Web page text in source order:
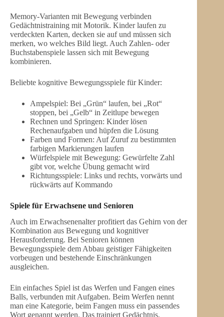
Memory-Varianten mit Bewegung verbinden
Gedächtnistraining mit Motorik. Kinder laufen zu
verdeckten Karten, decken sie auf und müssen sich
merken, wo welches Bild liegt. Auch Zahlen- oder
Buchstabenspiele lassen sich mit Bewegung
kombinieren.
Beliebte kognitive Bewegungsspiele für Kinder:
Ampelspiel: Bei „Grün“ laufen, bei „Rot“
stoppen, bei „Gelb“ in Zeitlupe bewegen
Rechnen und Springen: Kinder lösen
Rechenaufgaben und hüpfen die Lösung
Farben und Formen: Auf Zuruf zu bestimmten
farbigen Markierungen laufen
Würfelspiele mit Bewegung: Gewürfelte Zahl
gibt vor, welche Übung gemacht wird
Richtungsspiele: Links und rechts, vorwärts und
rückwärts auf Kommando
Spiele für Erwachsene und Senioren
Auch im Erwachsenenalter profitiert das Gehirn von der
Kombination aus Bewegung und kognitiver
Herausforderung. Bei Senioren können
Bewegungsspiele dem Abbau geistiger Fähigkeiten
vorbeugen und bestehende Einschränkungen
ausgleichen.
Ein einfaches Spiel ist das Werfen und Fangen eines
Balls, verbunden mit Aufgaben. Beim Werfen nennt
man eine Kategorie, beim Fangen muss ein passendes
Wort genannt werden. Das trainiert Gedächtnis,